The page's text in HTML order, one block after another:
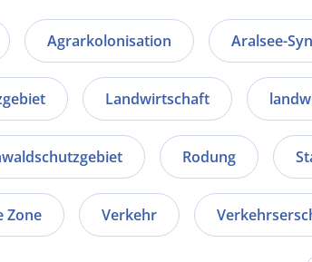
Agrarkolonisation Aralsee-
Landwirtschaft
Rodung
Zone Verkehr